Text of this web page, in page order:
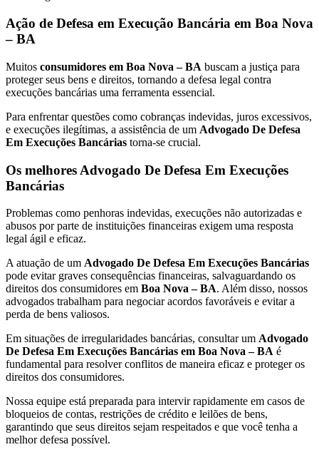
Ação de Defesa em Execução Bancária em Boa Nova
– BA
Muitos consumidores em Boa Nova – BA buscam a justiça para
proteger seus bens e direitos, tornando a defesa legal contra
execuções bancárias uma ferramenta essencial.
Para enfrentar questões como cobranças indevidas, juros excessivos,
e execuções ilegítimas, a assistência de um Advogado De Defesa
Em Execuções Bancárias torna-se crucial.
Os melhores Advogado De Defesa Em Execuções
Bancárias
Problemas como penhoras indevidas, execuções não autorizadas e
abusos por parte de instituições financeiras exigem uma resposta
legal ágil e eficaz.
A atuação de um Advogado De Defesa Em Execuções Bancárias
pode evitar graves consequências financeiras, salvaguardando os
direitos dos consumidores em Boa Nova – BA. Além disso, nossos
advogados trabalham para negociar acordos favoráveis e evitar a
perda de bens valiosos.
Em situações de irregularidades bancárias, consultar um Advogado
De Defesa Em Execuções Bancárias em Boa Nova – BA é
fundamental para resolver conflitos de maneira eficaz e proteger os
direitos dos consumidores.
Nossa equipe está preparada para intervir rapidamente em casos de
bloqueios de contas, restrições de crédito e leilões de bens,
garantindo que seus direitos sejam respeitados e que você tenha a
melhor defesa possível.